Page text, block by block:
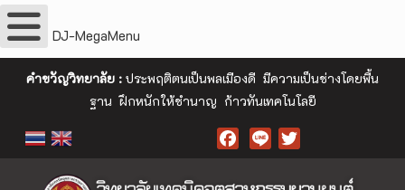
DJ-MegaMenu
คำขวัญวิทยาลัย : ประพฤติตนเป็นพลเมืองดี มีความเป็นช่างโดยพื้น
ฐาน ฝึกหนักให้ชำนาญ ก้าวทันเทคโนโลยี